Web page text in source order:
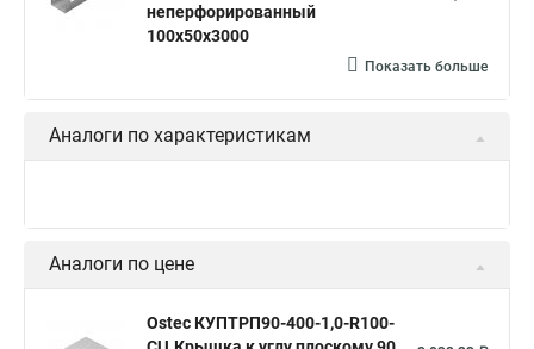
неперфорированный
100х50х3000
Показать больше
Аналоги по характеристикам
Аналоги по цене
Ostec КУПТРП90-400-1,0-R100-